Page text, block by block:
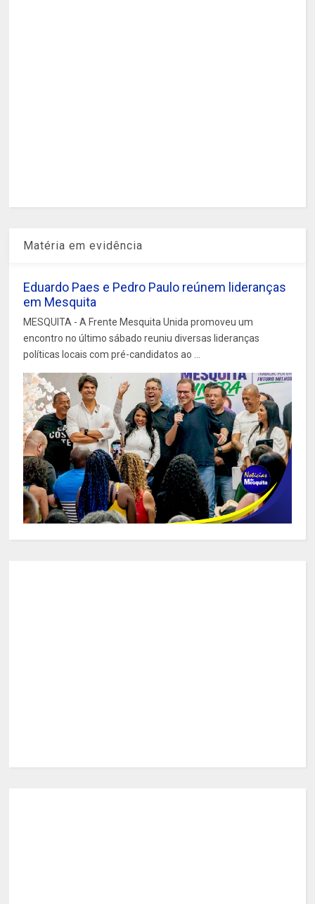
Matéria em evidência
Eduardo Paes e Pedro Paulo reúnem lideranças
em Mesquita
MESQUITA - A Frente Mesquita Unida promoveu um
encontro no último sábado reuniu diversas lideranças
políticas locais com pré-candidatos ao ...